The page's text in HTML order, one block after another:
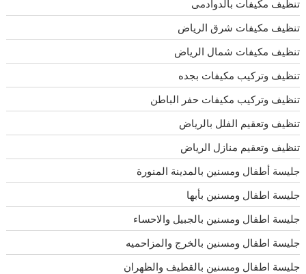
تنظيف مكيفات بالدوادمى
تنظيف مكيفات شرق الرياض
تنظيف مكيفات شمال الرياض
تنظيف وتركيب مكيفات بجده
تنظيف وتركيب مكيفات حفر الباطن
تنظيف وتعقيم الفلل بالرياض
تنظيف وتعقيم منازل الرياض
جليسة أطفال ومسنين بالمدينة المنورة
جليسة اطفال ومسنين بأبها
جليسة اطفال ومسنين بالجبيل والاحساء
جليسة اطفال ومسنين بالخرج والمزاحميه
جليسة اطفال ومسنين بالقطيف والظهران